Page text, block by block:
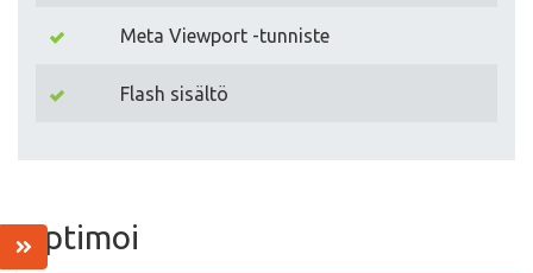
Meta Viewport -tunniste
Flash sisältö
Optimoi